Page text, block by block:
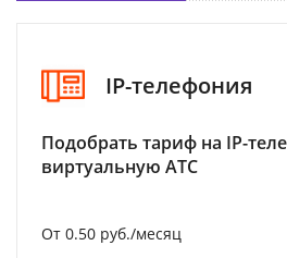
IP-телефония
Подобрать тариф на IP-
виртуальную АТС
От 0.50 руб./месяц